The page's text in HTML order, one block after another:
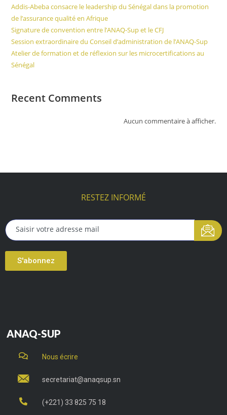
Addis-Abeba consacre le leadership du Sénégal dans la promotion
de l’assurance qualité en Afrique
Signature de convention entre l’ANAQ-Sup et le CFJ
Session extraordinaire du Conseil d’administration de l’ANAQ-Sup
Atelier de formation et de réflexion sur les microcertifications au
Sénégal
Recent Comments
Aucun commentaire à afficher.
RESTEZ INFORMÉ
S'abonnez
ANAQ-SUP
Nous écrire
secretariat@anaqsup.sn
(+221) 33 825 75 18